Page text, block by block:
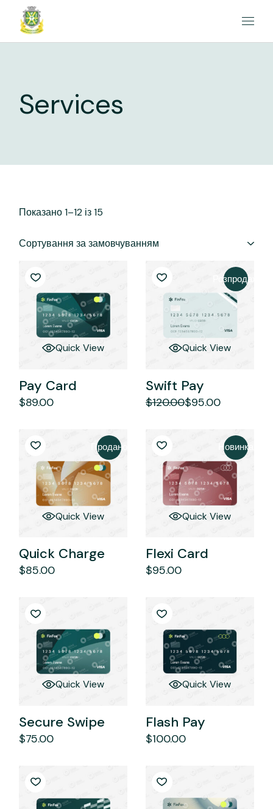
Перейти
вмісту
Services
Показано 1–12 із 15
Сортування за замовчуванням
Quick View
Pay Card
$89.00
Розпродаж
Quick View
Swift Pay
$120.00
Оригінальна
$95.00
Поточна
Продано
Quick View
Quick Charge
$85.00
Новинка
Quick View
Flexi Card
$95.00
Quick View
Secure Swipe
$75.00
Quick View
Flash Pay
$100.00